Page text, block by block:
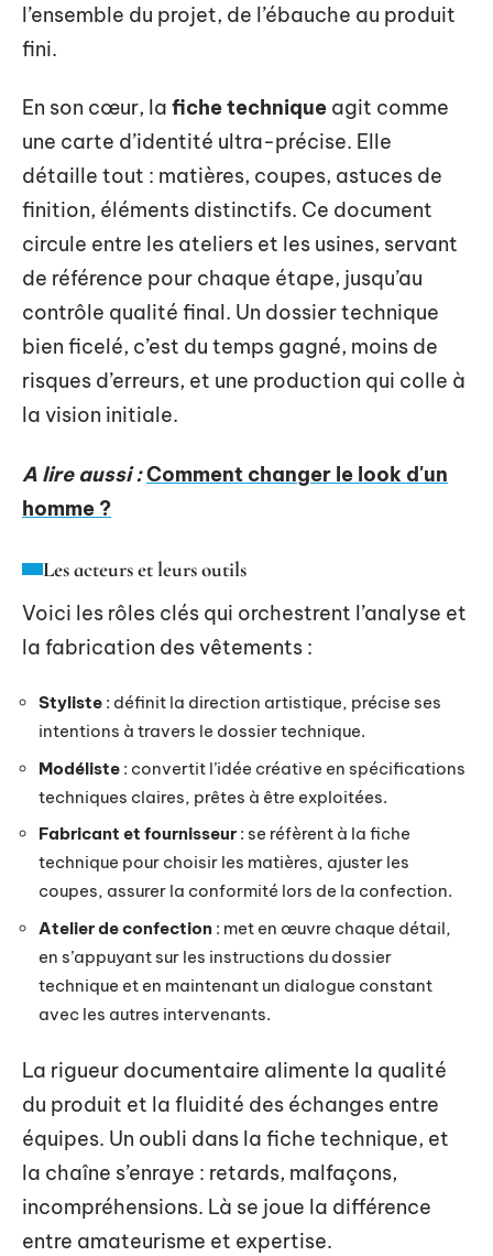
l’ensemble du projet, de l’ébauche au produit
fini.
En son cœur, la fiche technique agit comme
une carte d’identité ultra-précise. Elle
détaille tout : matières, coupes, astuces de
finition, éléments distinctifs. Ce document
circule entre les ateliers et les usines, servant
de référence pour chaque étape, jusqu’au
contrôle qualité final. Un dossier technique
bien ficelé, c’est du temps gagné, moins de
risques d’erreurs, et une production qui colle à
la vision initiale.
A lire aussi :Comment changer le look d'un
homme ?
Les acteurs et leurs outils
Voici les rôles clés qui orchestrent l’analyse et
la fabrication des vêtements :
Styliste : définit la direction artistique, précise ses
intentions à travers le dossier technique.
Modéliste : convertit l’idée créative en spécifications
techniques claires, prêtes à être exploitées.
Fabricant et fournisseur : se réfèrent à la fiche
technique pour choisir les matières, ajuster les
coupes, assurer la conformité lors de la confection.
Atelier de confection : met en œuvre chaque détail,
en s’appuyant sur les instructions du dossier
technique et en maintenant un dialogue constant
avec les autres intervenants.
La rigueur documentaire alimente la qualité
du produit et la fluidité des échanges entre
équipes. Un oubli dans la fiche technique, et
la chaîne s’enraye : retards, malfaçons,
incompréhensions. Là se joue la différence
entre amateurisme et expertise.